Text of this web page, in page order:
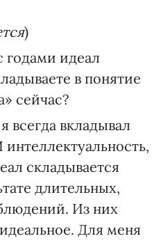
)
годами идеал
в понятие
сейчас?
вкладывал
складывается
длительных,
Из них
Для меня